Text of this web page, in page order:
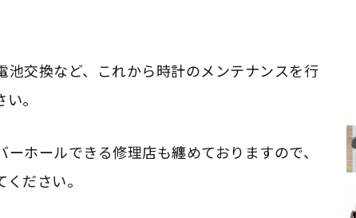
池交換など、これから時計のメンテナンスを行
。
ホールできる修理店も纏めておりますので、
ださい。